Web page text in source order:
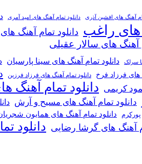
آهنگ های افشین آذری دانلود تمام آهنگ های امید آمری
های راغب دانلود تمام آهنگ
آهنگ های سالار عقیلی
سرلک دانلود تمام آهنگ های سینا پارسیان
های فرزاد فرخ دانلود تمام آهنگ های فرزاد فرزین
کریمی دانلود تمام
دانلود تمام آهنگ های مسیح و آرش
دانلود تمام آهنگ های همایون
آهنگ های گرشا رضایی دانلود